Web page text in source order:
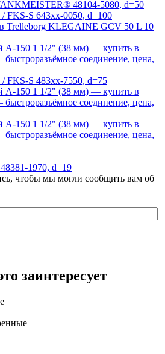
чтобы мы могли сообщить вам об
заинтересует